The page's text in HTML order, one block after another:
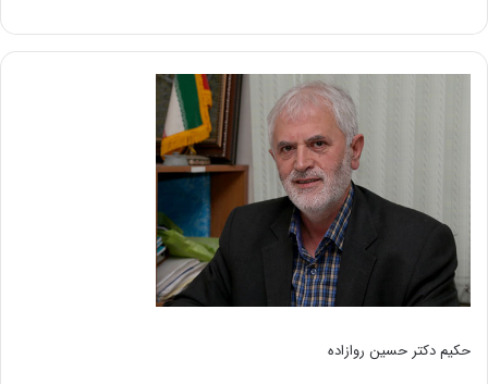
حکیم دکتر حسین روازاده